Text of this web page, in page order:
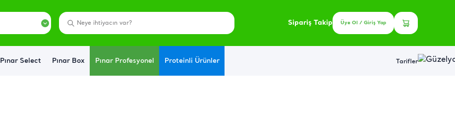
Sipariş Takip Üye Ol / Giriş Yap
Pınar Select Pınar Box Pınar Profesyonel Proteinli Ürünler Tarifler